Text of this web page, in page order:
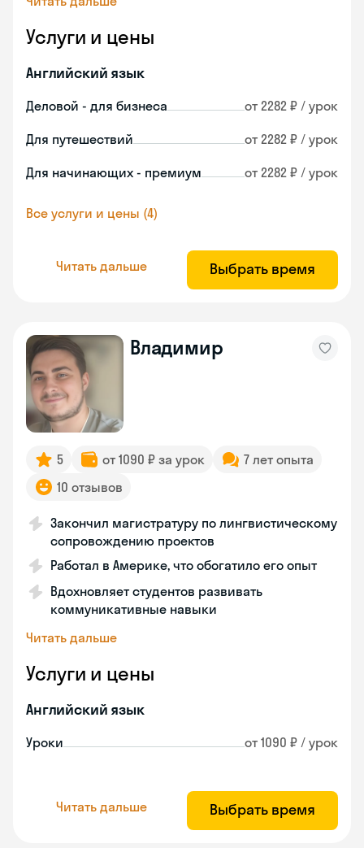
Услуги и цены
Английский язык
Деловой - для бизнеса от 2282 ₽ / урок
Для путешествий от 2282 ₽ / урок
Для начинающих - премиум от 2282 ₽ / урок
Все услуги и цены (4)
Читать дальше Выбрать время
Владимир
5 от 1090 ₽ за урок
7 лет опыта
10 отзывов
Закончил магистратуру по лингвистическому
сопровождению проектов
Работал в Америке, что обогатило его опыт
Вдохновляет студентов развивать
коммуникативные навыки
Читать дальше
Услуги и цены
Английский язык
Уроки от 1090 ₽ / урок
Читать дальше Выбрать время